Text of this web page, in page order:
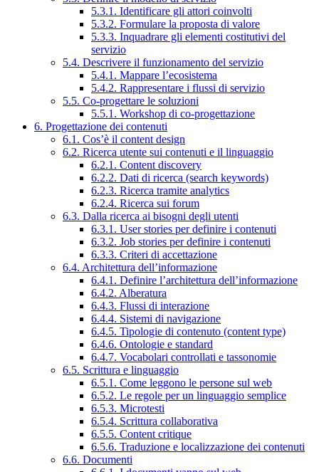
5.3.1. Identificare gli attori coinvolti
5.3.2. Formulare la proposta di valore
5.3.3. Inquadrare gli elementi costitutivi del
servizio
5.4. Descrivere il funzionamento del servizio
5.4.1. Mappare l’ecosistema
5.4.2. Rappresentare i flussi di servizio
5.5. Co-progettare le soluzioni
5.5.1. Workshop di co-progettazione
6. Progettazione dei contenuti
6.1. Cos’è il content design
6.2. Ricerca utente sui contenuti e il linguaggio
6.2.1. Content discovery
6.2.2. Dati di ricerca (search keywords)
6.2.3. Ricerca tramite analytics
6.2.4. Ricerca sui forum
6.3. Dalla ricerca ai bisogni degli utenti
6.3.1. User stories per definire i contenuti
6.3.2. Job stories per definire i contenuti
6.3.3. Criteri di accettazione
6.4. Architettura dell’informazione
6.4.1. Definire l’architettura dell’informazione
6.4.2. Alberatura
6.4.3. Flussi di interazione
6.4.4. Sistemi di navigazione
6.4.5. Tipologie di contenuto (content type)
6.4.6. Ontologie e standard
6.4.7. Vocabolari controllati e tassonomie
6.5. Scrittura e linguaggio
6.5.1. Come leggono le persone sul web
6.5.2. Le regole per un linguaggio semplice
6.5.3. Microtesti
6.5.4. Scrittura collaborativa
6.5.5. Content critique
6.5.6. Traduzione e localizzazione dei contenuti
6.6. Documenti